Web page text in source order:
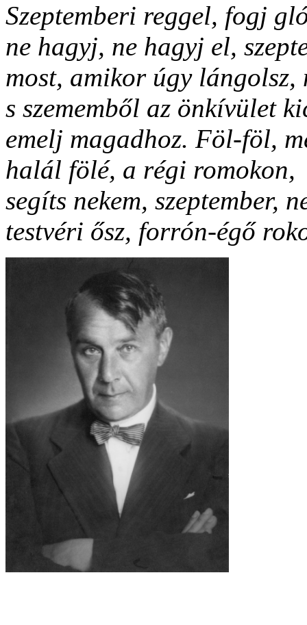
Szeptemberi reggel, fogj
ne hagyj, ne hagyj el,
most, amikor úgy
s szememből az önkívület
emelj magadhoz. Föl-föl,
halál fölé, a régi romokon,
segíts nekem, szeptember,
testvéri ősz, forrón-égő